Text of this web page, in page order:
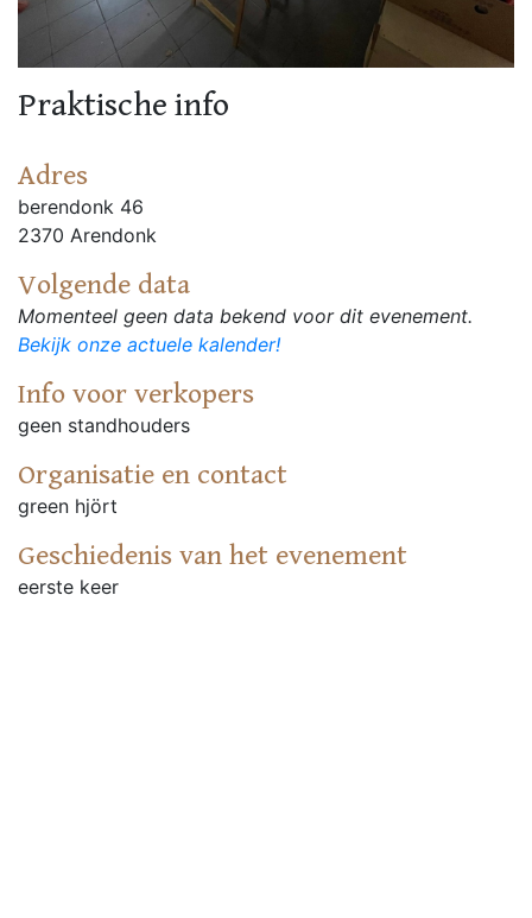
Praktische info
Adres
berendonk 46
2370 Arendonk
Volgende data
Momenteel geen data bekend voor dit evenement.
Bekijk onze actuele kalender!
Info voor verkopers
geen standhouders
Organisatie en contact
green hjört
Geschiedenis van het evenement
eerste keer